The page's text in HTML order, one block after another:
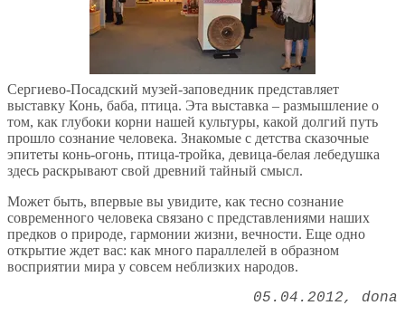
Сергиево-Посадский музей-заповедник представляет
выставку Конь, баба, птица. Эта выставка – размышление о
том, как глубоки корни нашей культуры, какой долгий путь
прошло сознание человека. Знакомые с детства сказочные
эпитеты конь-огонь, птица-тройка, девица-белая лебедушка
здесь раскрывают свой древний тайный смысл.
Может быть, впервые вы увидите, как тесно сознание
современного человека связано с представлениями наших
предков о природе, гармонии жизни, вечности. Еще одно
открытие ждет вас: как много параллелей в образном
восприятии мира у совсем неблизких народов.
05.04.2012 dona